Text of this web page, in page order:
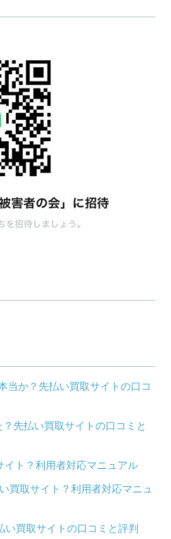
か？先払い買取サイトの口コ
先払い買取サイトの口コミと
ト？利用者対応マニュアル
買取サイト？利用者対応マニュ
買取サイトの口コミと評判